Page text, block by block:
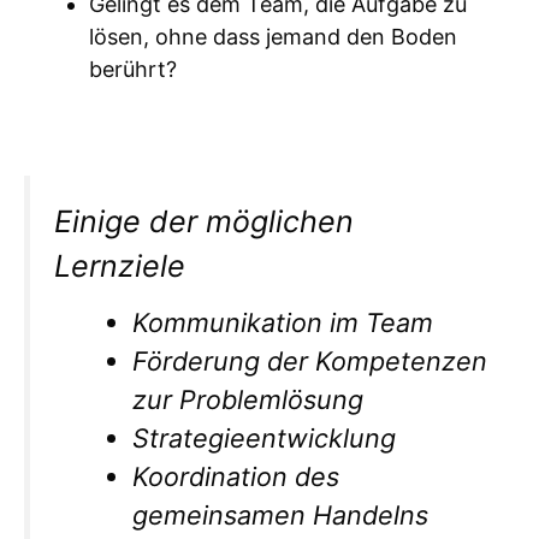
lösen, ohne dass jemand den Boden
berührt?
Einige der möglichen
Lernziele
Kommunikation im Team
Förderung der Kompetenzen
zur Problemlösung
Strategieentwicklung
Koordination des
gemeinsamen Handelns